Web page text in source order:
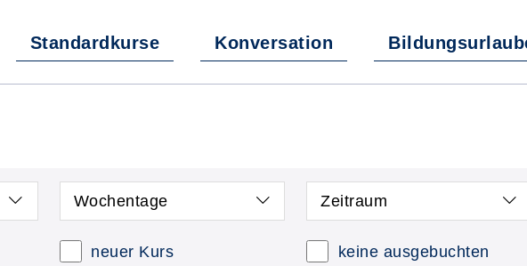
Standardkurse Konversation
Wochentage Zeitraum
neuer Kurs keine ausgebuchten